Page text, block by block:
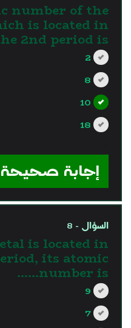
number of the
is located in
2nd period is …..
2
8
10
18
إجابة صحيحة
السؤال - 8
is located in
its atomic
number is……
9
7